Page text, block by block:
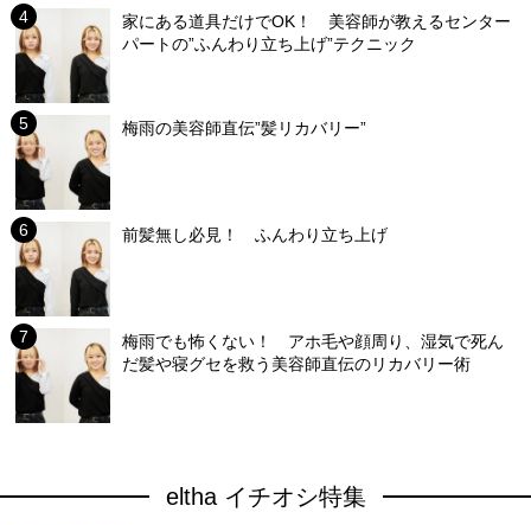
家にある道具だけでOK！ 美容師が教えるセンター
パートの”ふんわり立ち上げ”テクニック
梅雨の美容師直伝”髪リカバリー”
前髪無し必見！ ふんわり立ち上げ
梅雨でも怖くない！ アホ毛や顔周り、湿気で死ん
だ髪や寝グセを救う美容師直伝のリカバリー術
eltha イチオシ特集